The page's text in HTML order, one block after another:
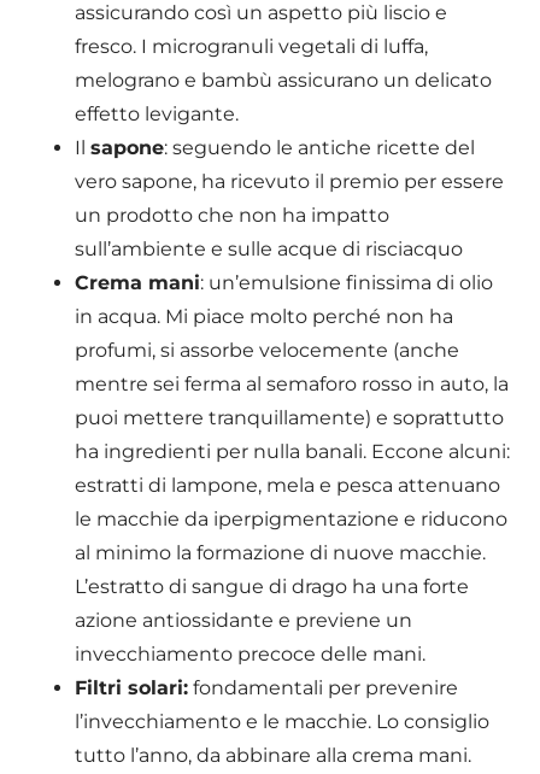
assicurando così un aspetto più liscio e
fresco. I microgranuli vegetali di luffa,
melograno e bambù assicurano un delicato
effetto levigante.
Ilsapone: seguendo le antiche ricette del
vero sapone, ha ricevuto il premio per essere
un prodotto che non ha impatto
sull’ambiente e sulle acque di risciacquo
Crema mani: un’emulsione finissima di olio
in acqua. Mi piace molto perché non ha
profumi, si assorbe velocemente (anche
mentre sei ferma al semaforo rosso in auto, la
puoi mettere tranquillamente) e soprattutto
ha ingredienti per nulla banali. Eccone alcuni:
estratti di lampone, mela e pesca attenuano
le macchie da iperpigmentazione e riducono
al minimo la formazione di nuove macchie.
L’estratto di sangue di drago ha una forte
azione antiossidante e previene un
invecchiamento precoce delle mani.
Filtri solari: fondamentali per prevenire
l’invecchiamento e le macchie. Lo consiglio
tutto l’anno, da abbinare alla crema mani.